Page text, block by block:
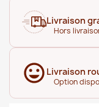
Livraison
Hors
Livraison
Option